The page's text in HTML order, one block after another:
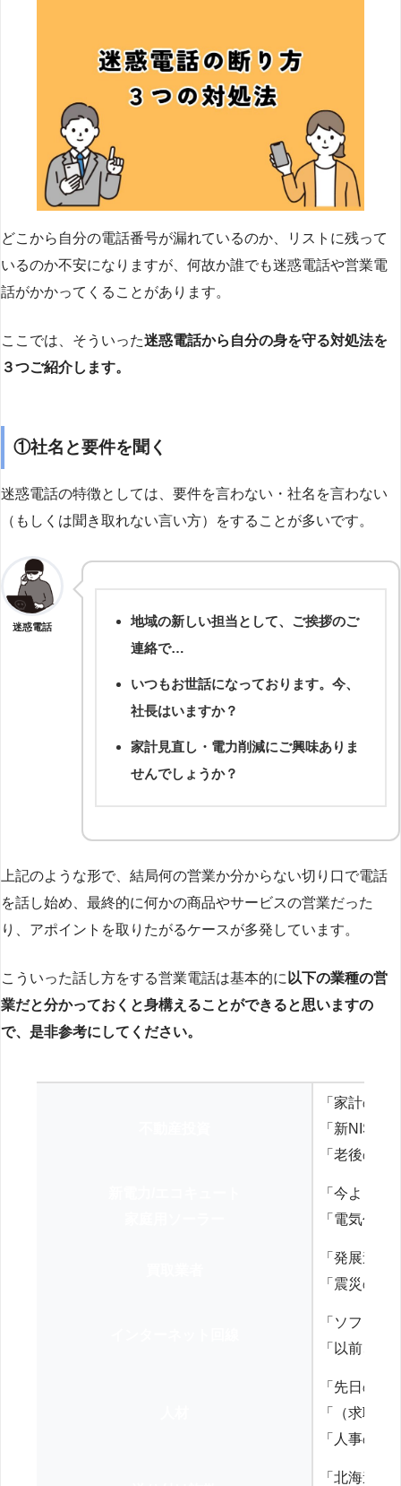
どこから自分の電話番号が漏れているのか、リストに残って
いるのか不安になりますが、何故か誰でも迷惑電話や営業電
話がかかってくることがあります。
ここでは、そういった迷惑電話から自分の身を守る対処法を
３つご紹介します。
①社名と要件を聞く
迷惑電話の特徴としては、要件を言わない・社名を言わない
（もしくは聞き取れない言い方）をすることが多いです。
迷惑電話
地域の新しい担当として、ご挨拶のご
連絡で…
いつもお世話になっております。今、
社長はいますか？
家計見直し・電力削減にご興味ありま
せんでしょうか？
上記のような形で、結局何の営業か分からない切り口で電話
を話し始め、最終的に何かの商品やサービスの営業だった
り、アポイントを取りたがるケースが多発しています。
こういった話し方をする営業電話は基本的に 以下の業種の営
業だと分かっておくと身構えることができると思いますの
で、是非参考にしてください。
「家計の見
「新NISA
「老後の
「今より
「電気代を
「発展途
「震災の
「ソフト
「以前、
「先日の
「（求職
「人事の方
「北海道